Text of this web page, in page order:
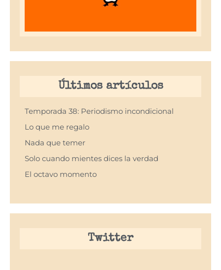
Últimos artículos
Temporada 38: Periodismo incondicional
Lo que me regalo
Nada que temer
Solo cuando mientes dices la verdad
El octavo momento
Twitter